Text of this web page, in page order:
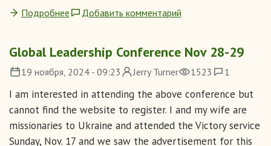
Подробнее Добавить комментарий
Global Leadership Conference Nov 28-29
19 ноября, 2024 - 09:23 Jerry Turner 1523 1
I am interested in attending the above conference but
cannot find the website to register. I and my wife are
missionaries to Ukraine and attended the Victory service
Sunday, Nov. 17 and we saw the advertisement for this